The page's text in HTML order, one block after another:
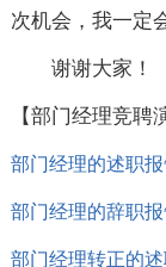
次机会，我一定
谢谢大家！
【部门经理竞聘
部门经理的述职
部门经理的辞职
部门经理转正的